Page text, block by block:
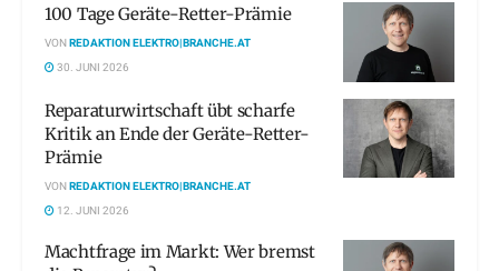
100 Tage Geräte-Retter-Prämie
VONREDAKTION ELEKTRO|BRANCHE.AT
30. JUNI 2026
Reparaturwirtschaft übt scharfe
Kritik an Ende der Geräte-Retter-
Prämie
VONREDAKTION ELEKTRO|BRANCHE.AT
12. JUNI 2026
Machtfrage im Markt: Wer bremst